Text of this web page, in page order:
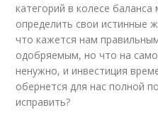
категорий в колесе
определить свои истинные
что кажется нам
одобряемым, но что на
ненужно, и инвестиция
обернется для нас полной
исправить?